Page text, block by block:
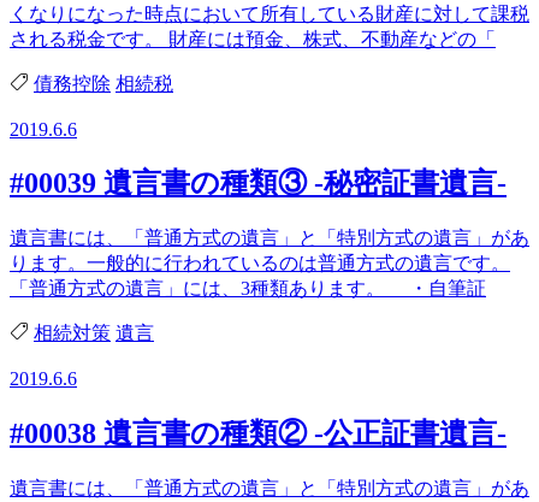
くなりになった時点において所有している財産に対して課税
される税金です。 財産には預金、株式、不動産などの「
債務控除 相続税
2019.6.6
#00039 遺言書の種類③ -秘密証書遺言-
遺言書には、「普通方式の遺言」と「特別方式の遺言」があ
ります。一般的に行われているのは普通方式の遺言です。
「普通方式の遺言」には、3種類あります。 ・自筆証
相続対策 遺言
2019.6.6
#00038 遺言書の種類② -公正証書遺言-
遺言書には、「普通方式の遺言」と「特別方式の遺言」があ